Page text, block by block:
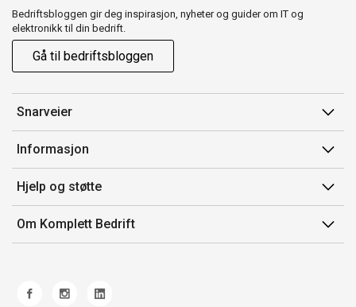
Bedriftsbloggen gir deg inspirasjon, nyheter og guider om IT og
elektronikk til din bedrift.
Gå til bedriftsbloggen
Snarveier
Min side
Ordreoversikt
Mine produkter
Informasjon
Salgsbetingelser
Avtalevilkår for Komplett Bedrift Pluss
Produsenter
Hjelp og støtte
Kontakt oss
Retur
Ofte stilte spørsmål
Om Komplett Bedrift